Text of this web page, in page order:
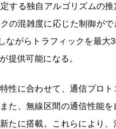
する独自アルゴリズムの
の混雑度に応じた制御が
がらトラフィックを最大
提供可能になる。
性に合わせて、通信プロ
た、無線区間の通信性能
たに搭載。これらにより